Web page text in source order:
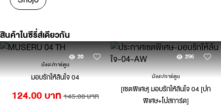
สินค้าในซีรี่ส์เดียวกัน
20
มังงะ/การ์ตูน
มอบรักให้ล้นใจ 04
124.00 บาท 145.00 บาท
296
มังงะ/การ์ตูน
[เซตพิเศษ] มอบรักให้ล้นใจ 04 [ปก
พิเศษ+โปสการ์ด]